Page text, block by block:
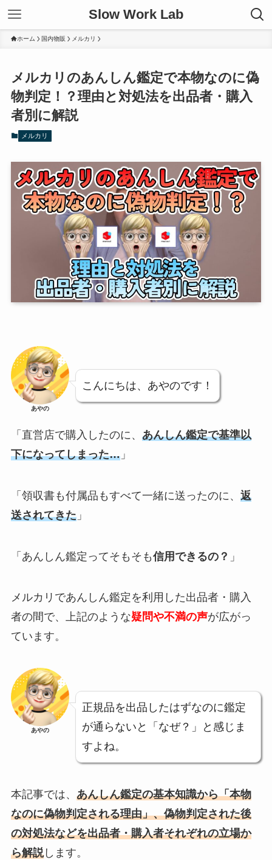
Slow Work Lab
ホーム 国内物販 メルカリ
メルカリのあんしん鑑定で本物なのに偽
物判定！？理由と対処法を出品者・購入
者別に解説
メルカリ
あやの
こんにちは、あやのです！
「直営店で購入したのに、 あんしん鑑定で基準以
下になってしまった…」
「領収書も付属品もすべて一緒に送ったのに、 返
送されてきた」
「あんしん鑑定ってそもそも信用できるの？ 」
メルカリであんしん鑑定を利用した出品者・購入
者の間で、上記のような疑問や不満の声が広がっ
ています。
あやの
正規品を出品したはずなのに鑑定
が通らないと「なぜ？」と感じま
すよね。
本記事では、 あんしん鑑定の基本知識から「本物
なのに偽物判定される理由」、偽物判定された後
の対処法などを出品者・購入者それぞれの立場か
ら解説します。